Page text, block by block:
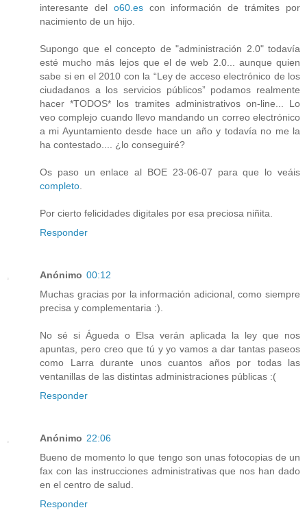
interesante del o60.es con información de trámites por
nacimiento de un hijo.
Supongo que el concepto de "administración 2.0" todavía
esté mucho más lejos que el de web 2.0... aunque quien
sabe si en el 2010 con la “Ley de acceso electrónico de los
ciudadanos a los servicios públicos” podamos realmente
hacer *TODOS* los tramites administrativos on-line... Lo
veo complejo cuando llevo mandando un correo electrónico
a mi Ayuntamiento desde hace un año y todavía no me la
ha contestado.... ¿lo conseguiré?
Os paso un enlace al BOE 23-06-07 para que lo veáis
completo
Por cierto felicidades digitales por esa preciosa niñita.
Responder
Anónimo 00:12
Muchas gracias por la información adicional, como siempre
precisa y complementaria :).
No sé si Águeda o Elsa verán aplicada la ley que nos
apuntas, pero creo que tú y yo vamos a dar tantas paseos
como Larra durante unos cuantos años por todas las
ventanillas de las distintas administraciones públicas :(
Responder
Anónimo 22:06
Bueno de momento lo que tengo son unas fotocopias de un
fax con las instrucciones administrativas que nos han dado
en el centro de salud.
Responder